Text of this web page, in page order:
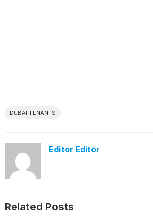
DUBAI TENANTS
Editor Editor
Related Posts